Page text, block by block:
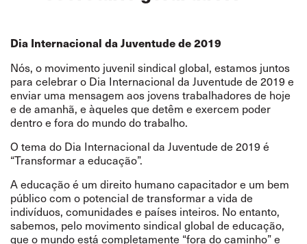
Dia Internacional da Juventude de 2019
Nós, o movimento juvenil sindical global, estamos juntos
para celebrar o Dia Internacional da Juventude de 2019 e
enviar uma mensagem aos jovens trabalhadores de hoje
e de amanhã, e àqueles que detêm e exercem poder
dentro e fora do mundo do trabalho.
O tema do Dia Internacional da Juventude de 2019 é
“Transformar a educação”.
A educação é um direito humano capacitador e um bem
público com o potencial de transformar a vida de
indivíduos, comunidades e países inteiros. No entanto,
sabemos, pelo movimento sindical global de educação,
que o mundo está completamente “fora do caminho”e